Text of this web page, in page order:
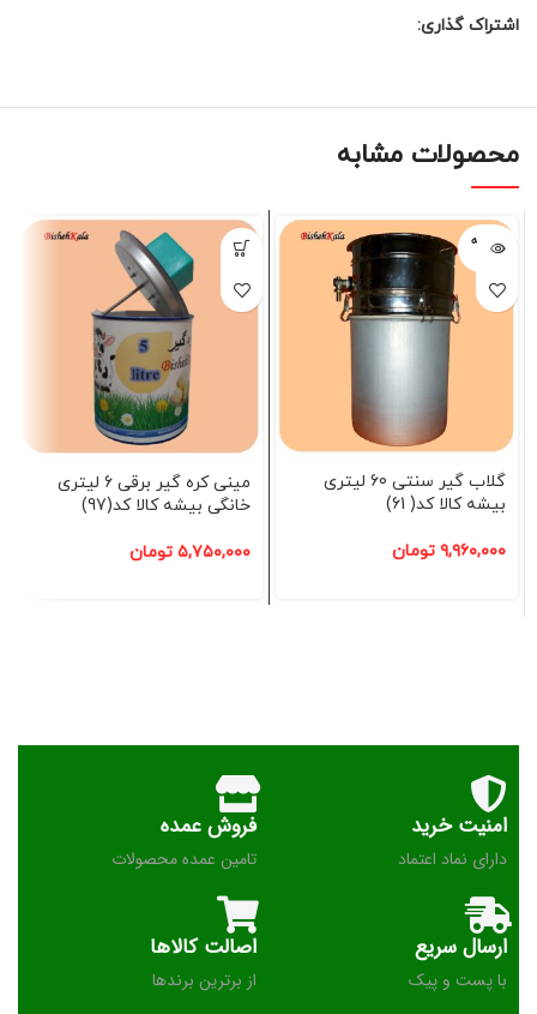
اشتراک گذاری:
محصولات مشابه
فروخته
شده
گلاب گیر سنتی 60 لیتری
بیشه کالا کد( 61)
۹,۹۶۰,۰۰۰ تومان
مینی کره گیر برقی 6 لیتری
خانگی بیشه کالا کد(97)
۵,۷۵۰,۰۰۰ تومان
امنیت خرید
دارای نماد اعتماد
فروش عمده
تامین عمده محصولات
ارسال سریع
با پست و پیک
اصالت کالاها
از برترین برندها